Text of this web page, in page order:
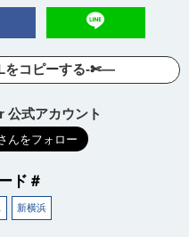
をコピーする-✄—
公式アカウント
ド＃
新横浜